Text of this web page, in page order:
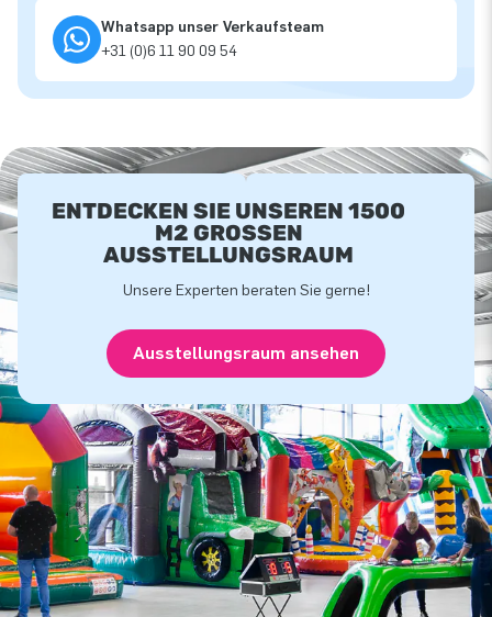
Whatsapp unser Verkaufsteam
+31 (0)6 11 90 09 54
ENTDECKEN SIE UNSEREN 1500
M2 GROSSEN A
USSTELLUNGSRAUM
Unsere Experten beraten Sie gerne!
Ausstellungsraum ansehen